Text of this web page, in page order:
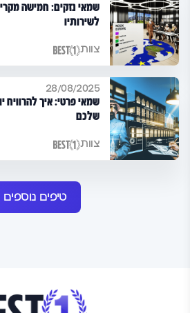
שמאי נזקים: חמישה
לשירותיו
צוות
28/08/2025
שמאי פרטי: איך
שלכם
צוות
טיפים נוספים